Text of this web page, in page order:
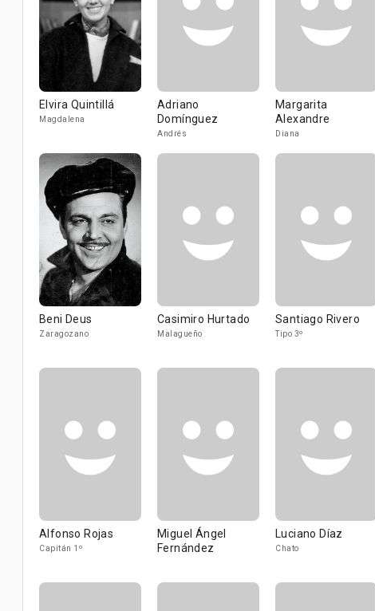
Elvira Quintillá
Magdalena
Adriano
Domínguez
Andrés
Margarita
Alexandre
Diana
Beni Deus
Zaragozano
Casimiro Hurtado
Malagueño
Santiago Rivero
Tipo 3º
Alfonso Rojas
Capitán 1º
Miguel Ángel
Fernández
Luciano Díaz
Chato